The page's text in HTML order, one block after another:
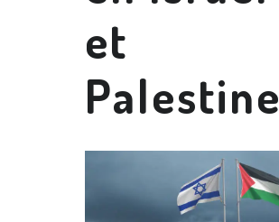
et
Palestine